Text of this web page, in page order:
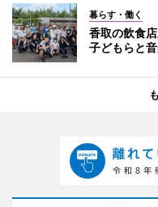
暮らす・働く
香取の飲食
子どもらと